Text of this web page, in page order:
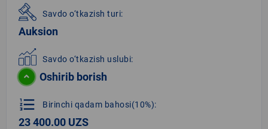
Savdo o‘tkazish turi:
Auksion
Savdo o‘tkazish uslubi:
Oshirib borish
format_list_numbered Birinchi qadam bahosi(10%):
23 400.00 UZS